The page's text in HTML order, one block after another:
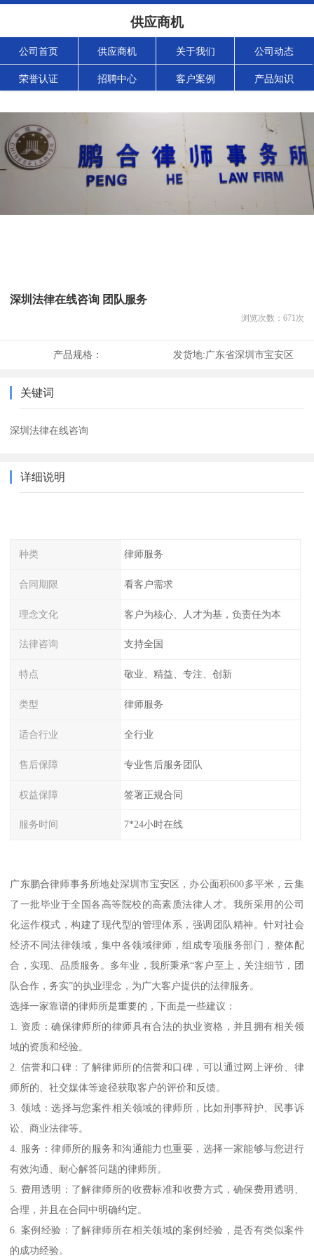
供应商机
公司首页 供应商机 关于我们 公司动态
荣誉认证 招聘中心 客户案例 产品知识
深圳法律在线咨询 团队服务
浏览次数： 671次
产品规格： 发货地:广东省深圳市宝安区
关键词
深圳法律在线咨询
详细说明
种类 律师服务
合同期限 看客户需求
理念文化 客户为核心、人才为基，负责任为本
法律咨询 支持全国
特点 敬业、精益、专注、创新
类型 律师服务
适合行业 全行业
售后保障 专业售后服务团队
权益保障 签署正规合同
服务时间 7*24小时在线
广东鹏合律师事务所地处深圳市宝安区，办公面积600多平米，云集
了一批毕业于全国各高等院校的高素质法律人才。我所采用的公司
化运作模式，构建了现代型的管理体系，强调团队精神。针对社会
经济不同法律领域，集中各领域律师，组成专项服务部门，整体配
合，实现、品质服务。多年业，我所秉承“客户至上，关注细节，团
队合作，务实”的执业理念，为广大客户提供的法律服务。
选择一家靠谱的律师所是重要的，下面是一些建议：
1. 资质：确保律师所的律师具有合法的执业资格，并且拥有相关领
域的资质和经验。
2. 信誉和口碑：了解律师所的信誉和口碑，可以通过网上评价、律
师所的、社交媒体等途径获取客户的评价和反馈。
3. 领域：选择与您案件相关领域的律师所，比如刑事辩护、民事诉
讼、商业法律等。
4. 服务：律师所的服务和沟通能力也重要，选择一家能够与您进行
有效沟通、耐心解答问题的律师所。
5. 费用透明：了解律师所的收费标准和收费方式，确保费用透明、
合理，并且在合同中明确约定。
6. 案例经验：了解律师所在相关领域的案例经验，是否有类似案件
的成功经验。